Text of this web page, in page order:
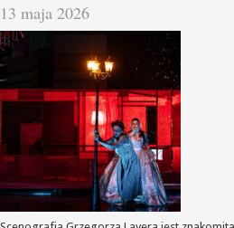
13 maja 2026